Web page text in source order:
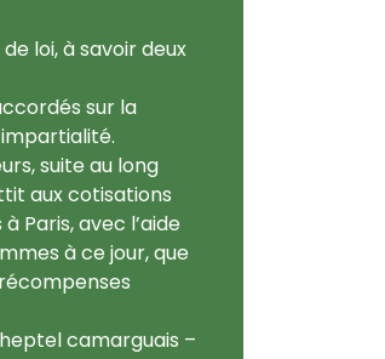
loi, à savoir deux
sur la
suite au long
aux cotisations
Paris, avec l’aide
à ce jour, que
camarguais –